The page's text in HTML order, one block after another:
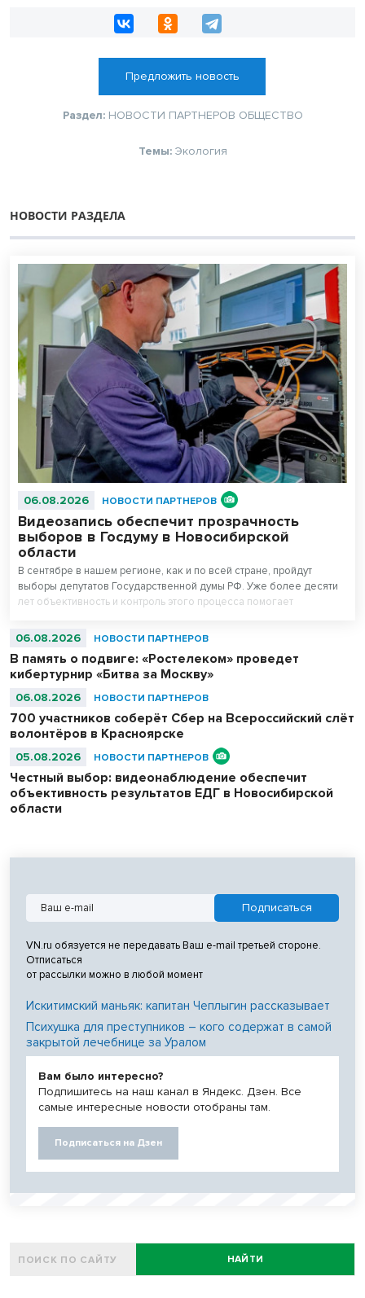
Предложить новость
Раздел: НОВОСТИ ПАРТНЕРОВ ОБЩЕСТВО
Темы: Экология
НОВОСТИ РАЗДЕЛА
06.08.2026 НОВОСТИ ПАРТНЕРОВ
Видеозапись обеспечит прозрачность
выборов в Госдуму в Новосибирской
области
В сентябре в нашем регионе, как и по всей стране, пройдут
выборы депутатов Государственной думы РФ. Уже более десяти
лет объективность и контроль этого процесса помогает
избирательных участках.
06.08.2026 НОВОСТИ ПАРТНЕРОВ
В память о подвиге: «Ростелеком» проведет
кибертурнир «Битва за Москву»
06.08.2026 НОВОСТИ ПАРТНЕРОВ
700 участников соберёт Сбер на Всероссийский слёт
волонтёров в Красноярске
05.08.2026 НОВОСТИ ПАРТНЕРОВ
Честный выбор: видеонаблюдение обеспечит
объективность результатов ЕДГ в Новосибирской
области
VN.ru обязуется не передавать Ваш e-mail третьей стороне.
Отписаться
от рассылки можно в любой момент
Искитимский маньяк: капитан Чеплыгин рассказывает
Психушка для преступников – кого содержат в самой
закрытой лечебнице за Уралом
Вам было интересно?
Подпишитесь на наш канал в Яндекс. Дзен. Все
самые интересные новости отобраны там.
Подписаться на Дзен
НАЙТИ